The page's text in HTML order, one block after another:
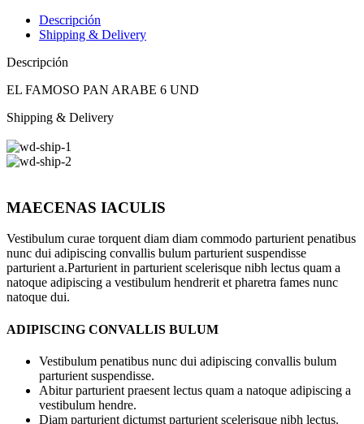
Descripción
Shipping & Delivery
Descripción
EL FAMOSO PAN ARABE 6 UND
Shipping & Delivery
MAECENAS IACULIS
Vestibulum curae torquent diam diam commodo parturient penatibus
nunc dui adipiscing convallis bulum parturient suspendisse
parturient a.Parturient in parturient scelerisque nibh lectus quam a
natoque adipiscing a vestibulum hendrerit et pharetra fames nunc
natoque dui.
ADIPISCING CONVALLIS BULUM
Vestibulum penatibus nunc dui adipiscing convallis bulum
parturient suspendisse.
Abitur parturient praesent lectus quam a natoque adipiscing a
vestibulum hendre.
Diam parturient dictumst parturient scelerisque nibh lectus.